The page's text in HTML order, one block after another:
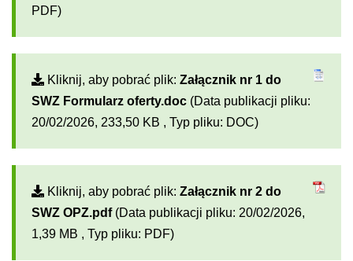
PDF)
Kliknij, aby pobrać plik: Załącznik nr 1 do
SWZ Formularz oferty.doc (Data publikacji pliku:
20/02/2026, 233,50 KB , Typ pliku: DOC)
Kliknij, aby pobrać plik: Załącznik nr 2 do
SWZ OPZ.pdf(Data publikacji pliku: 20/02/2026,
1,39 MB , Typ pliku: PDF)